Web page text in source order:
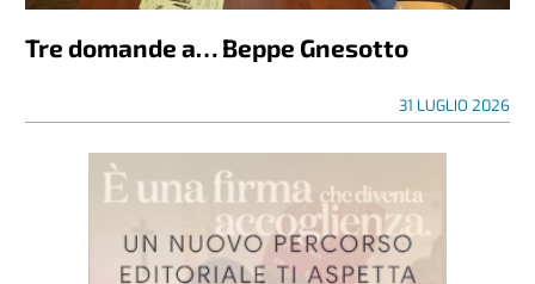
Tre domande a… Beppe Gnesotto
31 LUGLIO 2026